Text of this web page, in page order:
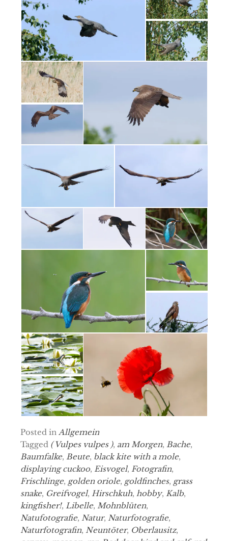
Posted in Allgemein
Tagged ( Vulpes vulpes ), am Morgen, Bache,
Baumfalke, Beute, black kite with a mole,
displaying cuckoo, Eisvogel, Fotografin,
Frischlinge, golden oriole, goldfinches, grass
snake, Greifvogel, Hirschkuh, hobby, Kalb,
kingfisher!, Libelle, Mohnblüten,
Natufotografie, Natur, Naturfotografie,
Naturfotografin, Neuntöter, Oberlausitz,